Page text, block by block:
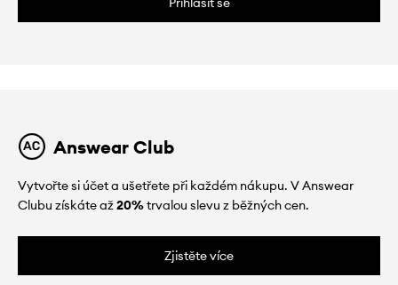
Answear Club
Vytvořte si účet a ušetřete při každém nákupu. V Answear
Clubu získáte až20%trvalou slevu z běžných cen.
Zjistěte více